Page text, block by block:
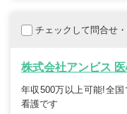
チェックして問合せ
株式会社アンビス
年収500万以上可能!全
看護です